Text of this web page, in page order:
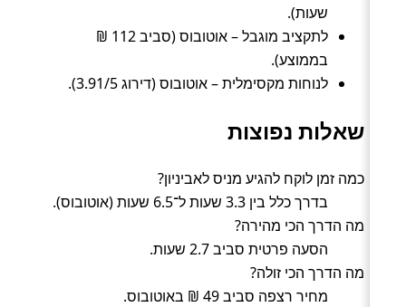
שעות).
לתקציב מוגבל – אוטובוס (סביב 112 ₪
בממוצע).
לנוחות מקסימלית – אוטובוס (דירוג 3.91/5).
שאלות נפוצות
כמה זמן לוקח להגיע מניס לאביניון?
בדרך כלל בין 3.3 שעות ל־6.5 שעות (אוטובוס).
מה הדרך הכי מהירה?
הסעה פרטית סביב 2.7 שעות.
מה הדרך הכי זולה?
מחיר רצפה סביב 49 ₪ באוטובוס.